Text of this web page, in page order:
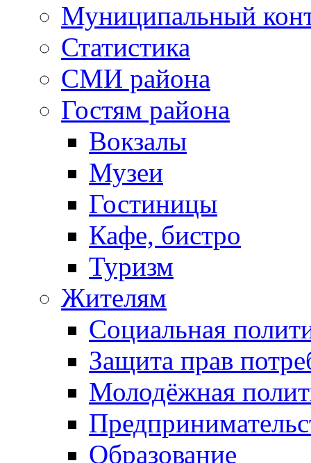
Муниципальный
Статистика
СМИ района
Гостям района
Вокзалы
Музеи
Гостиницы
Кафе, бистро
Туризм
Жителям
Социальная
Защита прав
Молодёжная
Образование